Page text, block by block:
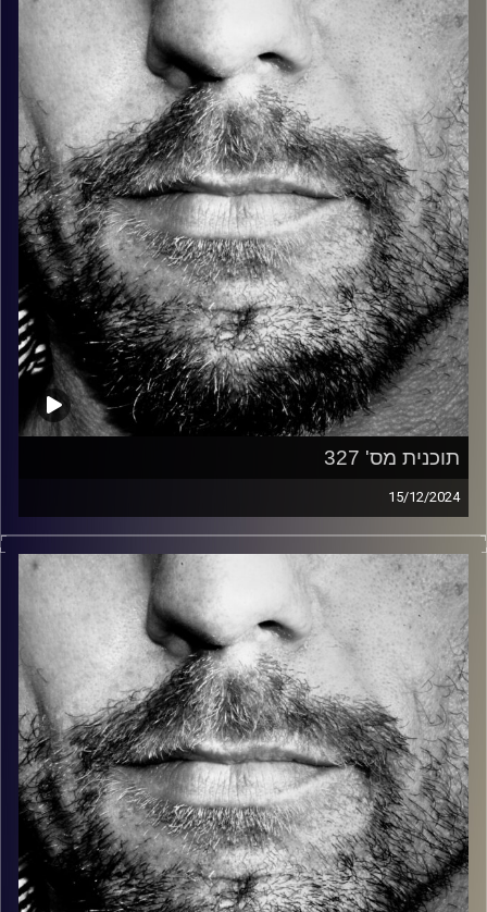
כל מה שחי, אמיתי ונושם.
עם שמוליק רגב.
קרדיט תמונות: David Goehring
תוכנית מס' 327
15/12/2024
זיפים, מוזיקה מחוספסת של הופעות חיות. הרבה ג'אם, רוק,
בלוז, bluegrass, ג'אז, Fאנק, פרוגרסיב ואפילו אלקטרוניקה.
כל מה שחי, אמיתי ונושם.
עם שמוליק רגב.
קרדיט תמונות: David Goehring